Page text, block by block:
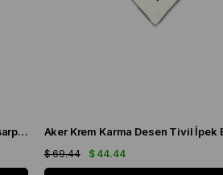
Aker Gül Kurusu Karma Desen Tivil İpek Eşarp 8808713 - 991
$ 44.44
$ 69.44